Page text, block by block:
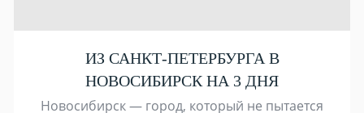
ИЗ САНКТ-ПЕТЕРБУРГА В
НОВОСИБИРСК НА 3 ДНЯ
Новосибирск — город, который не пытается